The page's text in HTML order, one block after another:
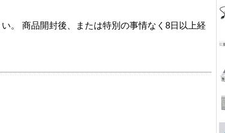
。 商品開封後、または特別の事情なく8日以上経